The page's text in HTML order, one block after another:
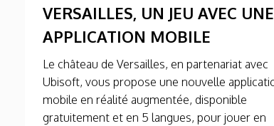
VERSAILLES, UN JEU AVEC UNE
APPLICATION MOBILE
Le château de Versailles, en partenariat avec
Ubisoft, vous propose une nouvelle
mobile en réalité augmentée, disponible
gratuitement et en 5 langues, pour jouer en